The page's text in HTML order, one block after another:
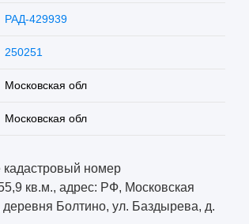
РАД-429939
250251
Московская обл
Московская обл
номер
кв.м., адрес: РФ, Московская
Болтино, ул. Баздырева, д.